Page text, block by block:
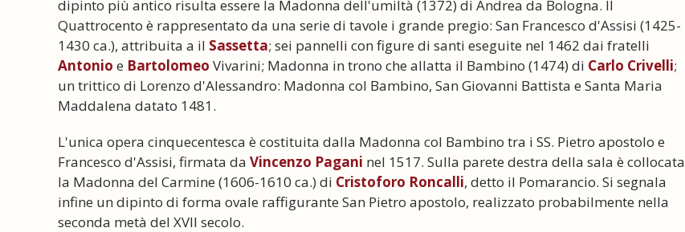
dipinto più antico risulta essere la Madonna dell'umiltà (1372) di Andrea da Bologna. Il
Quattrocento è rappresentato da una serie di tavole i grande pregio: San Francesco d'Assisi (1425-
1430 ca.), attribuita a il Sassetta; sei pannelli con figure di santi eseguite nel 1462 dai fratelli
Antonio e Bartolomeo Vivarini; Madonna in trono che allatta il Bambino (1474) di Carlo Crivelli;
un trittico di Lorenzo d'Alessandro: Madonna col Bambino, San Giovanni Battista e Santa Maria
Maddalena datato 1481.
L'unica opera cinquecentesca è costituita dalla Madonna col Bambino tra i SS. Pietro apostolo e
Francesco d'Assisi, firmata da Vincenzo Pagani nel 1517. Sulla parete destra della sala è collocata
la Madonna del Carmine (1606-1610 ca.) di Cristoforo Roncalli, detto il Pomarancio. Si segnala
infine un dipinto di forma ovale raffigurante San Pietro apostolo, realizzato probabilmente nella
seconda metà del XVII secolo.